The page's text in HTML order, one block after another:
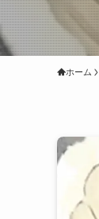
ホーム